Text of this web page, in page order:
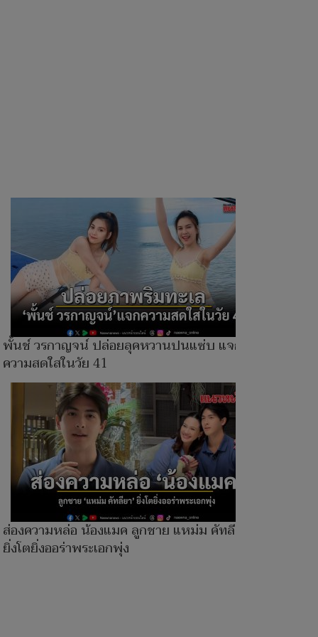
พั้นช์ วรกาญจน์ ปล่อยลุคหวานปนแซ่บ แจก
ความสดใสในวัย 41
ส่องความหล่อ น้องแมค ลูกชาย แหม่ม คัทลียา
ยิ่งโตยิ่งออร่าพระเอกพุ่ง